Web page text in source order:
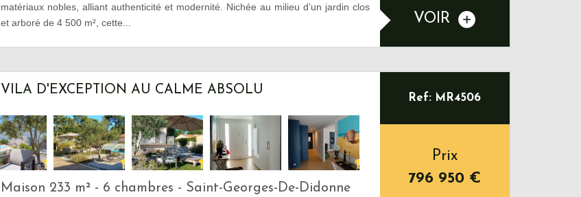
matériaux nobles, alliant authenticité et modernité. Nichée au milieu d’un jardin clos
et arboré de 4 500 m², cette...
VOIR
VILA D'EXCEPTION AU CALME ABSOLU
Maison 233 m² - 6 chambres - Saint-Georges-De-Didonne
Ref: MR4506
Prix
796 950 €